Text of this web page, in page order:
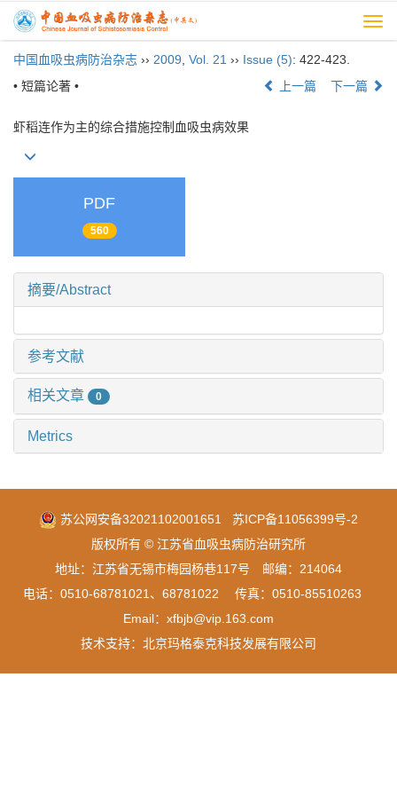
中国血吸虫病防治杂志 ›› 2009 Vol. 21 ›› Issue (5): 422-423.
• 短篇论著 •
上一篇 下一篇
虾稻连作为主的综合措施控制血吸虫病效果
PDF
560
摘要/Abstract
参考文献
相关文章 0
Metrics
苏公网安备32021102001651
苏ICP备11056399号-2
版权所有 © 江苏省血吸虫病防治研究所
地址：江苏省无锡市梅园杨巷117号 邮编：214064
电话：0510-68781021、68781022 传真：0510-85510263
Email：xfbjb@vip.163.com
技术支持： 北京玛格泰克科技发展有限公司